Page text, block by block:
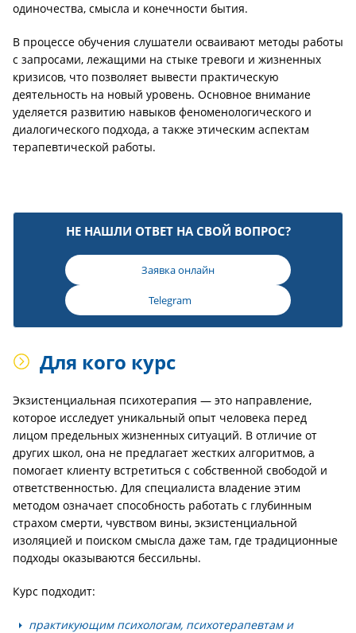
одиночества, смысла и конечности бытия.
В процессе обучения слушатели осваивают методы работы
с запросами, лежащими на стыке тревоги и жизненных
кризисов, что позволяет вывести практическую
деятельность на новый уровень. Основное внимание
уделяется развитию навыков феноменологического и
диалогического подхода, а также этическим аспектам
терапевтической работы.
НЕ НАШЛИ ОТВЕТ НА СВОЙ ВОПРОС?
Заявка онлайн
Telegram
Для кого курс
Экзистенциальная психотерапия — это направление,
которое исследует уникальный опыт человека перед
лицом предельных жизненных ситуаций. В отличие от
других школ, она не предлагает жестких алгоритмов, а
помогает клиенту встретиться с собственной свободой и
ответственностью. Для специалиста владение этим
методом означает способность работать с глубинным
страхом смерти, чувством вины, экзистенциальной
изоляцией и поиском смысла даже там, где традиционные
подходы оказываются бессильны.
Курс подходит:
практикующим психологам, психотерапевтам и